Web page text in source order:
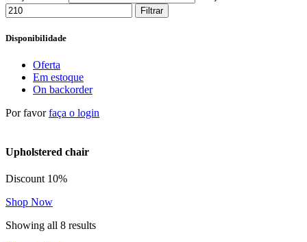
Filtrar
Disponibilidade
Oferta
Em estoque
On backorder
Por favorfaça o login
Upholstered chair
Discount 10%
Shop Now
Showing all 8 results